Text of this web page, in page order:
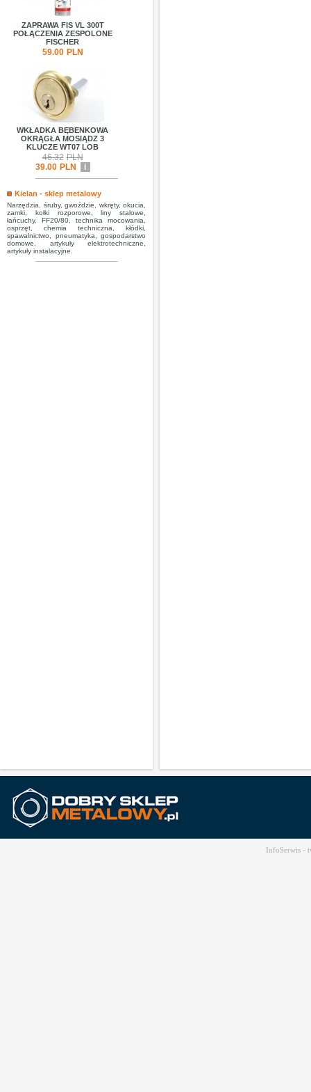
ZAPRAWA FIS VL 300T
POŁĄCZENIA ZESPOLONE
FISCHER
59.00 PLN
WKŁADKA BĘBENKOWA
OKRĄGŁA MOSIĄDZ 3
KLUCZE WT07 LOB
46.32 PLN
39.00 PLN i
Kielan - sklep metalowy
Narzędzia, śruby, gwoździe, wkręty, okucia,
zamki, kołki rozporowe, liny stalowe,
łańcuchy, FF20/80, technika mocowania,
osprzęt, chemia techniczna, kłódki,
spawalnictwo, pneumatyka, gospodarstwo
domowe, artykuły elektrotechniczne,
artykuły instalacyjne.
InfoSerwis -